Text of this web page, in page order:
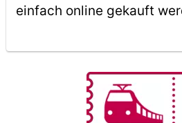
einfach online gekauft